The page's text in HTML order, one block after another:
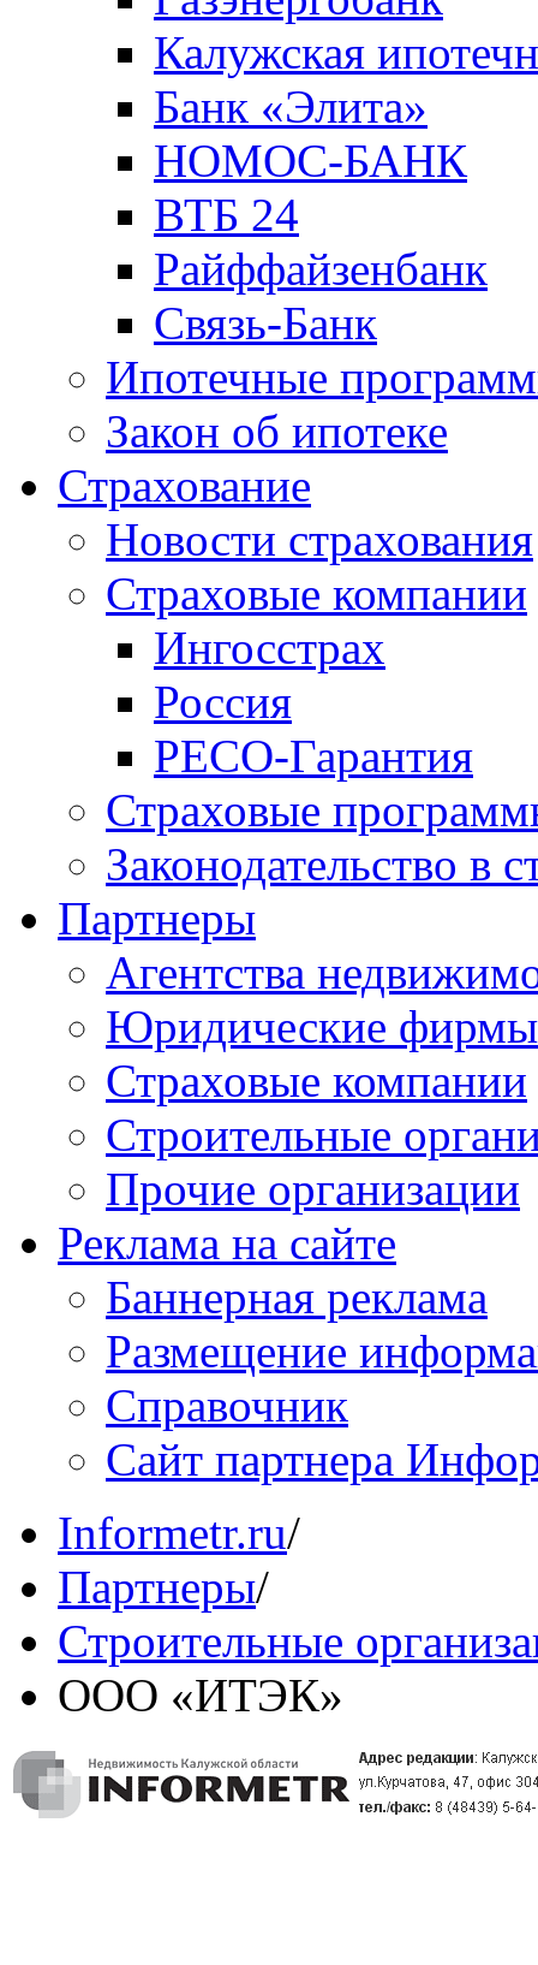
Калужская
Банк «Элита»
НОМОС-БАНК
ВТБ 24
Райффайзенбанк
Связь-Банк
Ипотечные
Закон об ипотеке
Страхование
Новости страхования
Страховые компании
Ингосстрах
Россия
РЕСО-Гарантия
Страховые
Законодательство в
Партнеры
Агентства
Юридические фирмы
Страховые компании
Строительные
Прочие организации
Реклама на сайте
Баннерная реклама
Размещение
Справочник
Сайт партнера
Informetr.ru/
Партнеры/
Строительные
ООО «ИТЭК»